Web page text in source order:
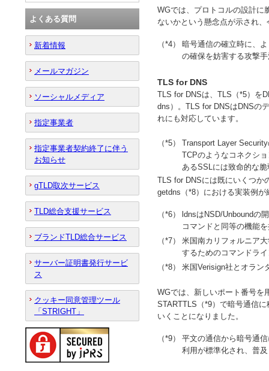
WGでは、プロトコルの設計に
ないかという懸念点が示され
（*4）
暗号通信の確立時に、
の確保を妨害する攻撃
TLS for DNS
TLS for DNSは、TLS（*5）を
dns）。TLS for DNSはDNSの
れにも対応しています。
（*5）
Transport Layer
TCPのようなコネクシ
あるSSLには致命的な
TLS for DNSには既にいくつか
getdns（*8）における実装例
（*6）
ldnsはNSD/Unboundの
コマンドと同等の機能
（*7）
米国南カリフォルニア
するためのコマンドラ
（*8）
米国Verisign社とオラン
WGでは、新しいポート番号を
STARTTLS（*9）で暗号通信
いくことになりました。
（*9）
平文の通信から暗号通
利用が標準化され、普
よくある質問
新着情報
メールマガジン
ソーシャルメディア
指定事業者
指定事業者契約終了に伴う
お知らせ
gTLD取次サービス
TLD総合支援サービス
ブランドTLD総合サービス
サーバー証明書発行サービ
ス
クッキー同意管理ツール
「STRIGHT」